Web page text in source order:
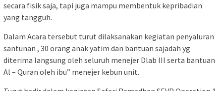
secara fisik saja, tapi juga mampu membentuk kepribadian
yang tangguh.
Dalam Acara tersebut turut dilaksanakan kegiatan penyaluran
santunan , 30 orang anak yatim dan bantuan sajadah yg
diterima langsung oleh seluruh menejer Dlab III serta bantuan
Al – Quran oleh ibu” menejer kebun unit.